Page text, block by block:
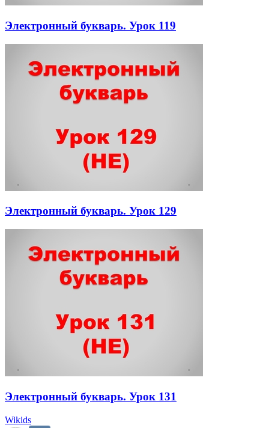
Электронный букварь. Урок 119
Электронный букварь. Урок 129
Электронный букварь. Урок 131
Wikids